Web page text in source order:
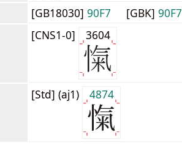
[GB18030] 90F7 [GBK] 90F7
[CNS1-0] 3604
[Std] (aj1) 4874